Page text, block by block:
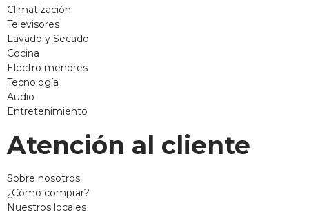
Climatización
Televisores
Lavado y Secado
Cocina
Electro menores
Tecnología
Audio
Entretenimiento
Atención al cliente
Sobre nosotros
¿Cómo comprar?
Nuestros locales